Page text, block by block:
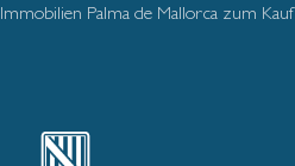
Immobilien Palma de Mallorca zum Kauf